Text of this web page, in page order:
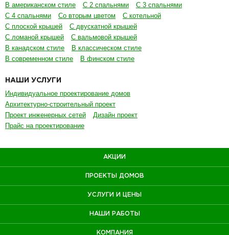
В американском стиле
С 2 спальнями
С 3 спальнями
С 4 спальнями
Со вторым цветом
С котельной
С плоской крышей
С двускатной крышей
С ломаной крышей
С вальмовой крышей
В канадском стиле
В классическом стиле
В современном стиле
В финском стиле
НАШИ УСЛУГИ
Индивидуальное проектирование домов
Архитектурно-строительный проект
Проект инженерных сетей
Дизайн проект
Прайс на проектирование
АКЦИИ
ПРОЕКТЫ ДОМОВ
УСЛУГИ И ЦЕНЫ
НАШИ РАБОТЫ
КОМПАНИЯ